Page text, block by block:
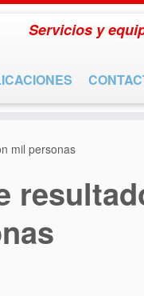
Servicios y
mil personas